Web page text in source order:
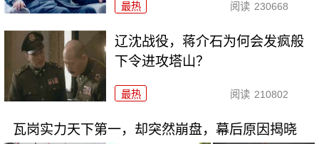
最热 阅读 230668
辽沈战役，蒋介石为何会发疯般
下令进攻塔山？
最热 阅读 210802
瓦岗实力天下第一，却突然崩盘，幕后原因揭晓